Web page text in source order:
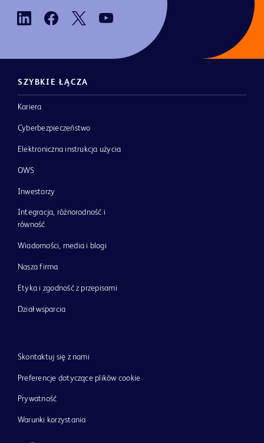
SZYBKIE ŁĄCZA
Kariera
Cyberbezpieczeństwo
Elektroniczna instrukcja użycia
OWS
Inwestorzy
Integracja, różnorodność i
równość
Wiadomości, media i blogi
Nasza firma
Etyka i zgodność z przepisami
Dział wsparcia
Skontaktuj się z nami
Preferencje dotyczące plików cookie
Prywatność
Warunki korzystania